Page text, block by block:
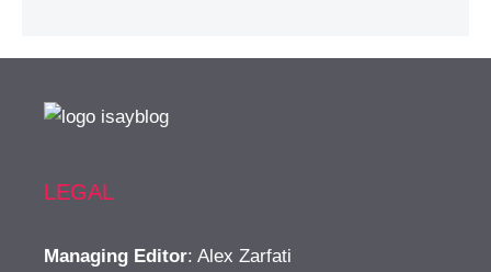
LEGAL
Managing Editor: Alex Zarfati